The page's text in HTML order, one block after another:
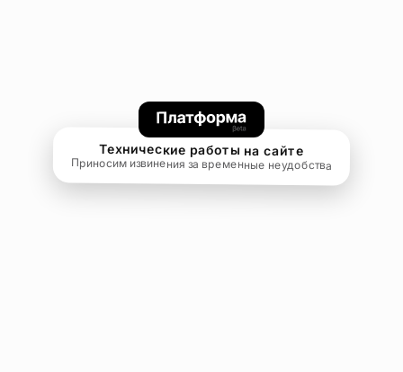
Технические работы на сайте
Приносим извинения за временные неудобства